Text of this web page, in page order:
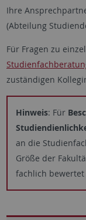
Ihre
(Abteilung
Für Fragen zu
zuständigen
Hinweis: Für
an die
Größe der
fachlich